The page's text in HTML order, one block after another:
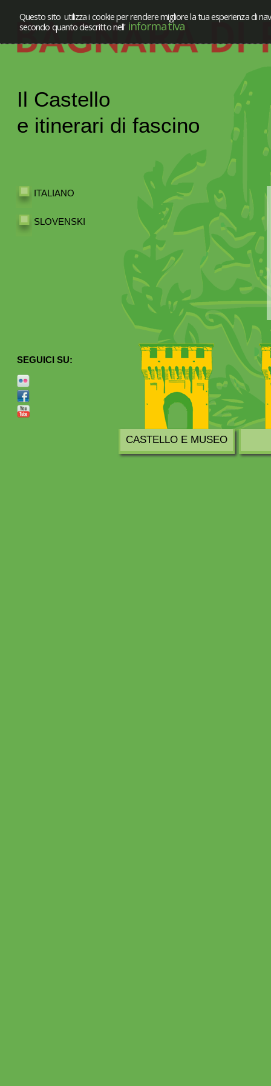
Questo sito utilizza i cookie per rendere migliore la tua esperienza di
secondo quanto descritto nell' informativa
Il Castello
e itinerari di fascino
ITALIANO
SLOVENSKI
SEGUICI SU:
CASTELLO E MUSEO